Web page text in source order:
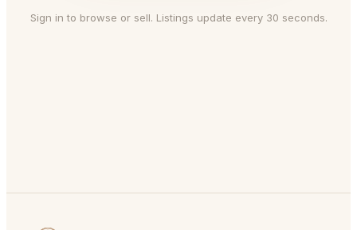
Sign in to browse or sell. Listings update every 30 seconds.